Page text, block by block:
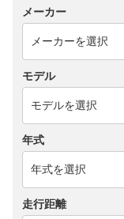
メーカー
モデル
年式
走行距離